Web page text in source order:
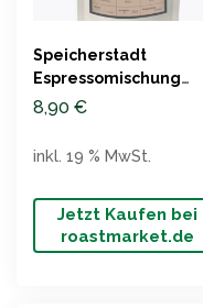
Speicherstadt
Espressomischung
50/50
8,90 €
Jetzt Kaufen bei
roastmarket.de
inkl. 19 % MwSt.